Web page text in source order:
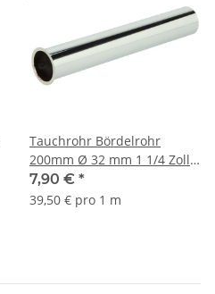
Tauchrohr Bördelrohr
200mm Ø 32 mm 1 1/4 Zoll
für Siphon
Geruchsverschluss
7,90 € *
39,50 € pro 1 m